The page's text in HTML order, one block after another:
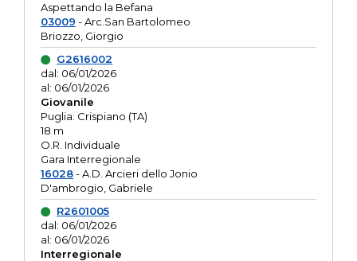
Aspettando la Befana
03009 - Arc.San Bartolomeo
Briozzo, Giorgio
G2616002
dal: 06/01/2026
al: 06/01/2026
Giovanile
Puglia: Crispiano (TA)
18 m
O.R. Individuale
Gara Interregionale
16028- A.D. Arcieri dello Jonio
D'ambrogio, Gabriele
R2601005
dal: 06/01/2026
al: 06/01/2026
Interregionale